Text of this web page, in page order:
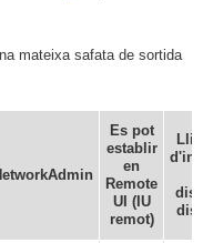
mateixa safata de sortida
Es pot
establir
en
Remote
UI (IU
remot)